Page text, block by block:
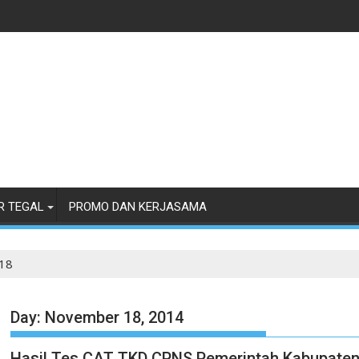
TEGAL PROMO DAN KERJASAMA
18
Day: November 18, 2014